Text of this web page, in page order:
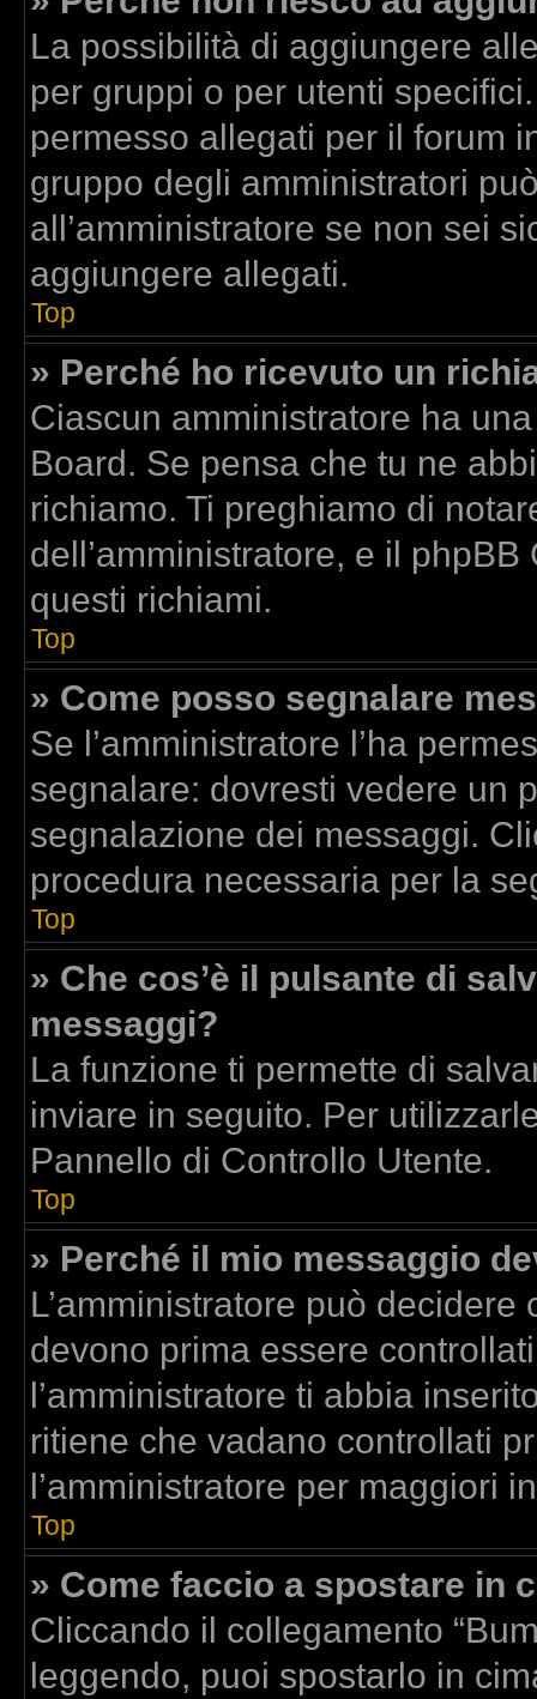
La possibilità di aggiungere
per gruppi o per utenti
permesso allegati per il forum
gruppo degli amministratori
all’amministratore se non sei
aggiungere allegati.
Top
» Perché ho ricevuto un
Ciascun amministratore ha
Board. Se pensa che tu ne
richiamo. Ti preghiamo di
dell’amministratore, e il
questi richiami.
Top
» Come posso segnalare
Se l’amministratore l’ha
segnalare: dovresti vedere un
segnalazione dei messaggi.
procedura necessaria per la
Top
» Che cos’è il pulsante di
messaggi?
La funzione ti permette di
inviare in seguito. Per
Pannello di Controllo Utente.
Top
» Perché il mio messaggio
L’amministratore può
devono prima essere
l’amministratore ti abbia
ritiene che vadano controllati
l’amministratore per maggiori
Top
» Come faccio a spostare in
Cliccando il collegamento
leggendo, puoi spostarlo in